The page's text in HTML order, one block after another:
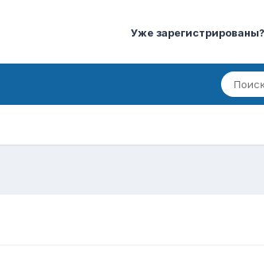
Уже